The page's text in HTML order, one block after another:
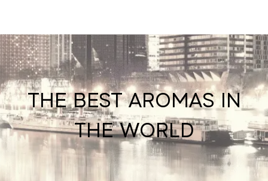
THE BEST AROMAS IN
THE WORLD